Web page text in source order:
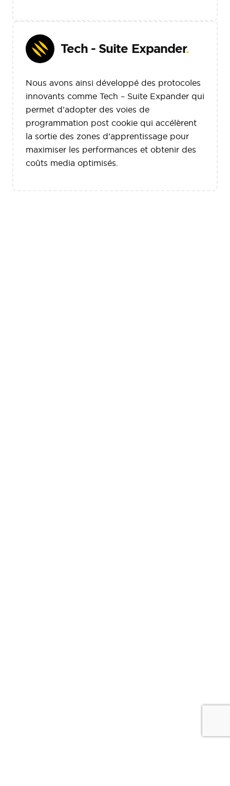
Tech - Suite Expander.
Nous avons ainsi développé des protocoles
innovants comme Tech – Suite Expander qui
permet d’adopter des voies de
programmation post cookie qui accélèrent
la sortie des zones d’apprentissage pour
maximiser les performances et obtenir des
coûts media optimisés.